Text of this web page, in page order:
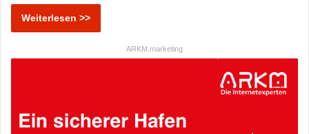
Weiterlesen >>
ARKM.marketing